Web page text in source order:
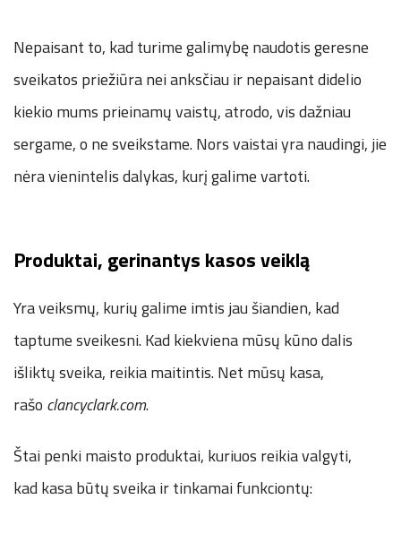
Nepaisant to, kad turime galimybę naudotis geresne
sveikatos priežiūra nei anksčiau ir nepaisant didelio
kiekio mums prieinamų vaistų, atrodo, vis dažniau
sergame, o ne sveikstame. Nors vaistai yra naudingi, jie
nėra vienintelis dalykas, kurį galime vartoti.
Produktai, gerinantys kasos veiklą
Yra veiksmų, kurių galime imtis jau šiandien, kad
taptume sveikesni. Kad kiekviena mūsų kūno dalis
išliktų sveika, reikia maitintis. Net mūsų kasa,
rašo clancyclark.com.
Štai penki maisto produktai, kuriuos reikia valgyti,
kad kasa būtų sveika ir tinkamai funkciontų: